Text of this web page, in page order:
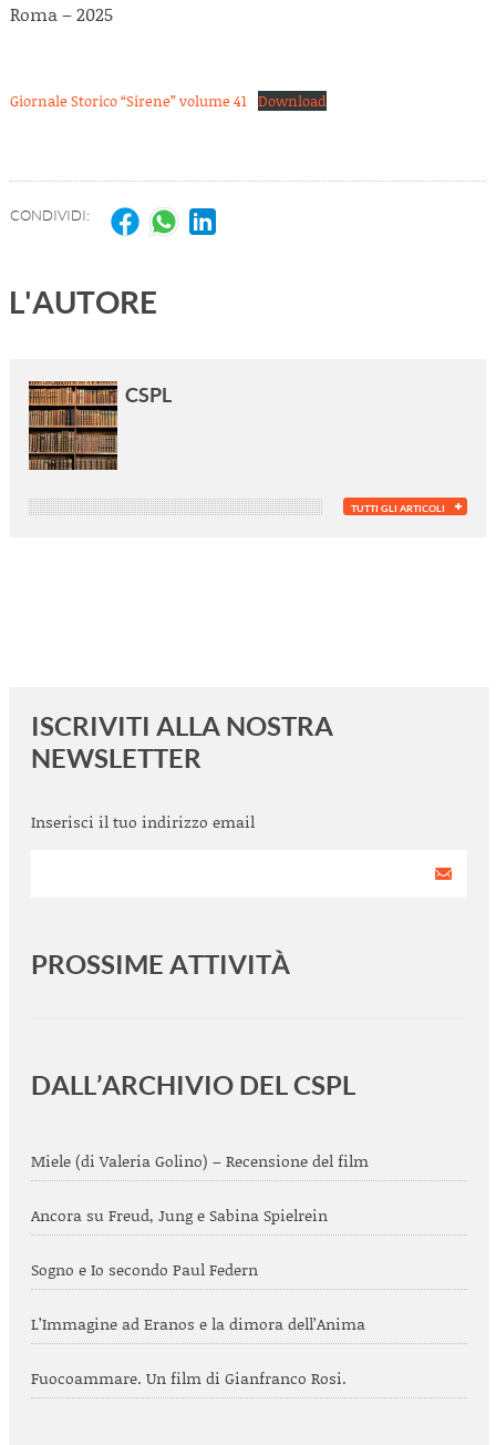
Roma – 2025
Giornale Storico “Sirene” volume 41 Download
CONDIVIDI:
L'AUTORE
CSPL
TUTTI GLI ARTICOLI
ISCRIVITI ALLA NOSTRA
NEWSLETTER
Inserisci il tuo indirizzo email
PROSSIME ATTIVITÀ
DALL’ARCHIVIO DEL CSPL
Miele (di Valeria Golino) – Recensione del film
Ancora su Freud, Jung e Sabina Spielrein
Sogno e Io secondo Paul Federn
L’Immagine ad Eranos e la dimora dell’Anima
Fuocoammare. Un film di Gianfranco Rosi.